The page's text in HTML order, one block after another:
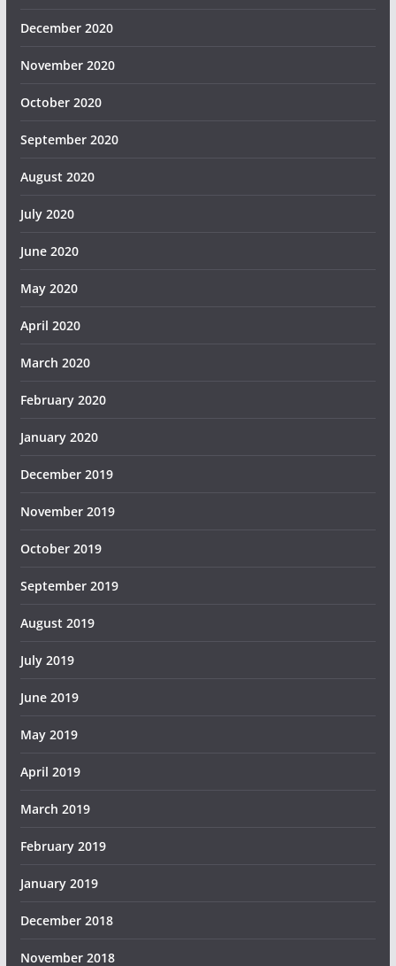
December 2020
November 2020
October 2020
September 2020
August 2020
July 2020
June 2020
May 2020
April 2020
March 2020
February 2020
January 2020
December 2019
November 2019
October 2019
September 2019
August 2019
July 2019
June 2019
May 2019
April 2019
March 2019
February 2019
January 2019
December 2018
November 2018